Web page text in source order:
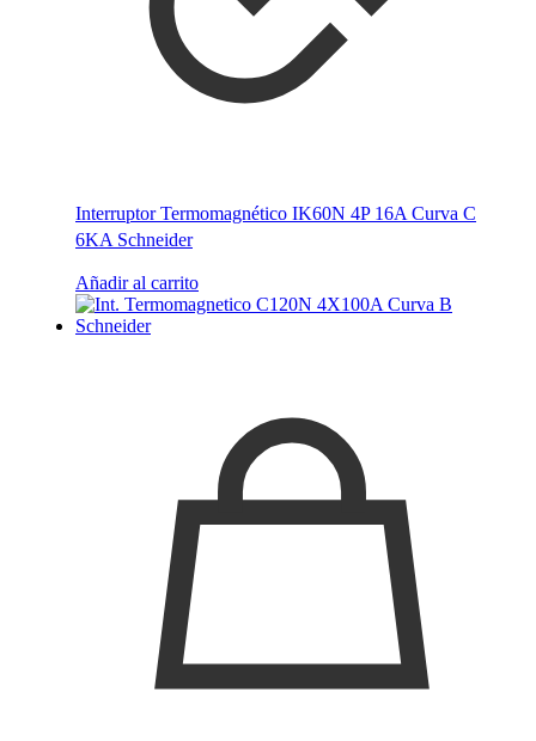
Interruptor Termomagnético IK60N 4P 16A Curva C
6KA Schneider
Añadir al carrito